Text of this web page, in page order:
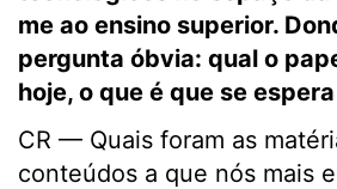
me ao ensino superior.
pergunta óbvia: qual o
hoje, o que é que se
CR — Quais foram as
conteúdos a que nós mais